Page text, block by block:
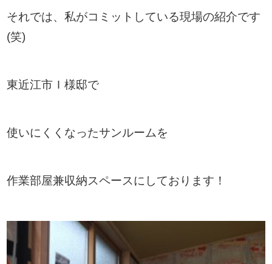
それでは、私がコミットしている現場の紹介です
(笑)
東近江市Ｉ様邸で
使いにくくなったサンルームを
作業部屋兼収納スペースにしております！